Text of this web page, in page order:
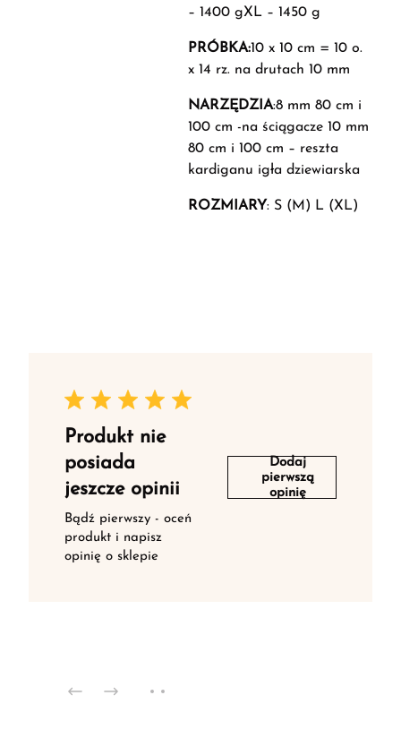
– 1400 gXL – 1450 g
PRÓBKA:10 x 10 cm = 10 o.
x 14 rz. na drutach 10 mm
NARZĘDZIA:8 mm 80 cm i
100 cm -na ściągacze 10 mm
80 cm i 100 cm – reszta
kardiganu igła dziewiarska
ROZMIARY: S (M) L (XL)
Produkt nie
posiada
jeszcze opinii
Bądź pierwszy - oceń
produkt i napisz
opinię o sklepie
Dodaj
pierwszą
opinię